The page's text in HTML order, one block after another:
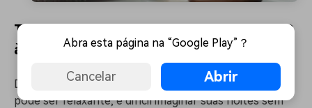
Tente Gravar Sua Própria Rotina de ASMR
à Noite
Depois de sentir como uma rotina noturna de ASMR
pode ser relaxante, é difícil imaginar suas noites sem
Abra esta página na “Google Play”？
Cancelar Abrir